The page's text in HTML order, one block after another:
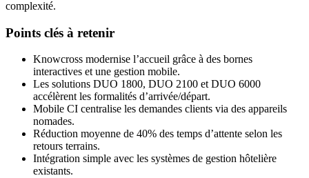
complexité.
Points clés à retenir
Knowcross modernise l’accueil grâce à des bornes
interactives et une gestion mobile.
Les solutions DUO 1800, DUO 2100 et DUO 6000
accélèrent les formalités d’arrivée/départ.
Mobile CI centralise les demandes clients via des appareils
nomades.
Réduction moyenne de 40% des temps d’attente selon les
retours terrains.
Intégration simple avec les systèmes de gestion hôtelière
existants.